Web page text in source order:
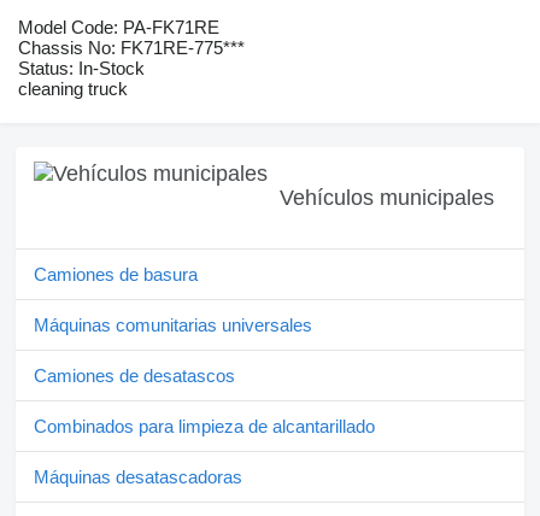
Model Code: PA-FK71RE
Chassis No: FK71RE-775***
Status: In-Stock
cleaning truck
Vehículos municipales
Camiones de basura
Máquinas comunitarias universales
Camiones de desatascos
Combinados para limpieza de alcantarillado
Máquinas desatascadoras